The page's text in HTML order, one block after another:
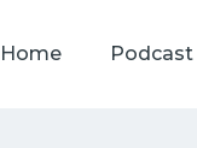
Home Podcast